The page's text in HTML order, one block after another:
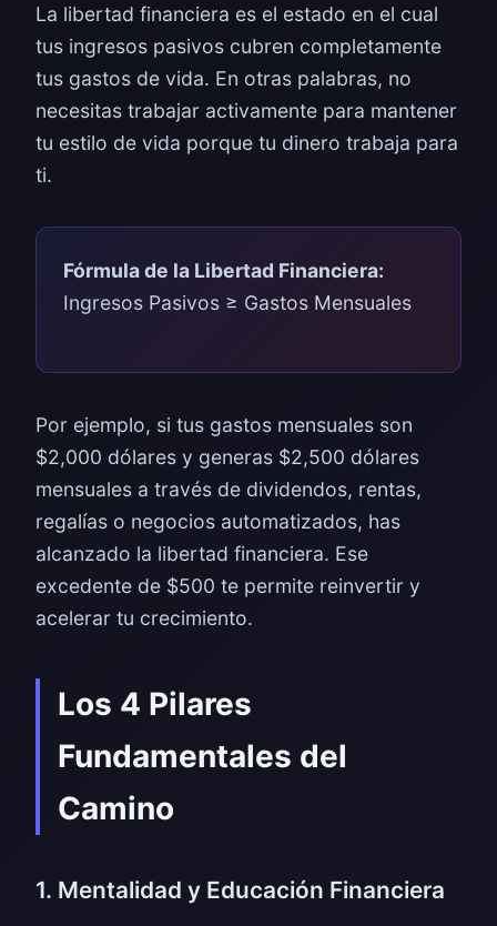
La libertad financiera es el estado en el cual
tus ingresos pasivos cubren completamente
tus gastos de vida. En otras palabras, no
necesitas trabajar activamente para mantener
tu estilo de vida porque tu dinero trabaja para
ti.
Fórmula de la Libertad Financiera:
Ingresos Pasivos ≥ Gastos Mensuales
Por ejemplo, si tus gastos mensuales son
$2,000 dólares y generas $2,500 dólares
mensuales a través de dividendos, rentas,
regalías o negocios automatizados, has
alcanzado la libertad financiera. Ese
excedente de $500 te permite reinvertir y
acelerar tu crecimiento.
Los 4 Pilares
Fundamentales del
Camino
1. Mentalidad y Educación Financiera